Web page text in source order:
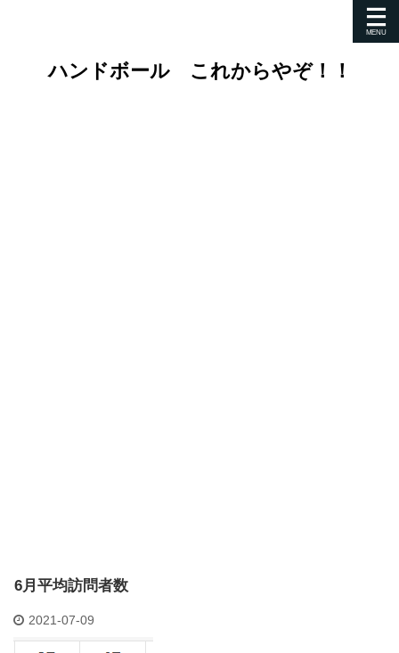
ハンドボール これからやぞ！！
6月平均訪問者数
2021-07-09